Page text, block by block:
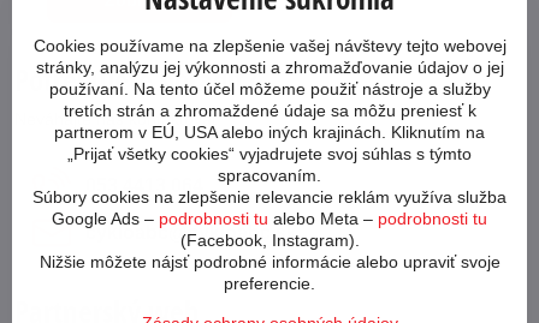
Potrebujete poradiť?
Neváhajte nás kontaktovať
cykloabc​@cykloabc​.sk
Partnerský web
Cookies používame na zlepšenie vašej návštevy tejto webovej
stránky, analýzu jej výkonnosti a zhromažďovanie údajov o jej
používaní. Na tento účel môžeme použiť nástroje a služby
tretích strán a zhromaždené údaje sa môžu preniesť k
partnerom v EÚ, USA alebo iných krajinách. Kliknutím na
„Prijať všetky cookies“ vyjadrujete svoj súhlas s týmto
spracovaním.
Súbory cookies na zlepšenie relevancie reklám využíva služba
Google Ads – podrobnosti tu alebo Meta – podrobnosti tu
(Facebook, Instagram).
Nižšie môžete nájsť podrobné informácie alebo upraviť svoje
preferencie.